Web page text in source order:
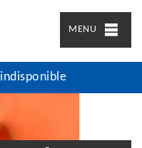
MENU
indisponible